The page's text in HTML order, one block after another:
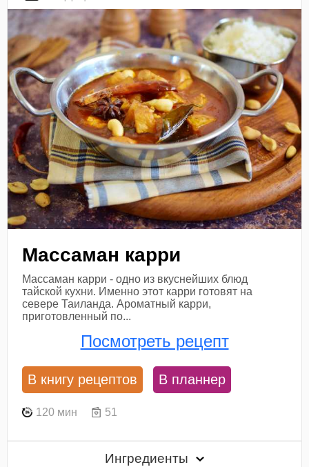
Массаман карри
Массаман карри - одно из вкуснейших блюд
тайской кухни. Именно этот карри готовят на
севере Таиланда. Ароматный карри,
приготовленный по...
Посмотреть рецепт
В книгу рецептов В планнер
120 мин 51
Ингредиенты